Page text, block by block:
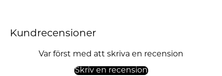
Kundrecensioner
Var först med att skriva en recension
Skriv en recension